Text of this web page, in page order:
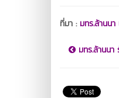
ที่มา : มทร.ล้านน
มทร.ล้านนา